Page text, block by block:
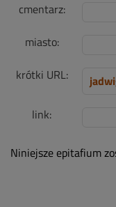
cmentarz:
miasto:
krótki URL:
link:
Niniejsze epitafium